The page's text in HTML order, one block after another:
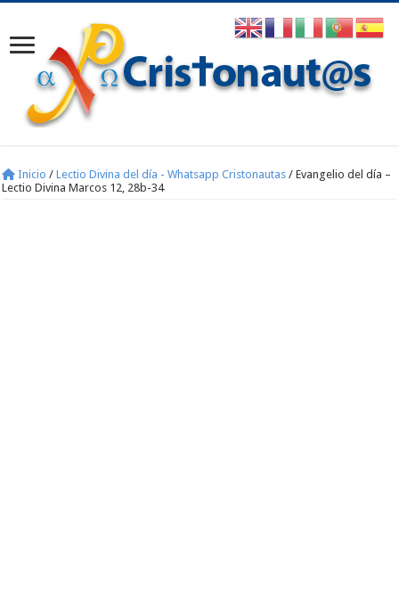
Inicio / Lectio Divina del día - Whatsapp Cristonautas / Evangelio del día –
Lectio Divina Marcos 12, 28b-34